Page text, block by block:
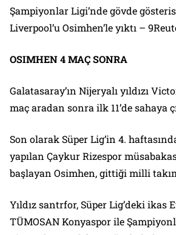
Şampiyonlar Ligi’nde gövde
Liverpool’u Osimhen’le yıktı –
OSIMHEN 4 MAÇ SONRA
Galatasaray’ın Nijeryalı yıldızı
maç aradan sonra ilk 11’de sahaya
Son olarak Süper Lig’in 4.
yapılan Çaykur Rizespor
başlayan Osimhen, gittiği milli
Yıldız santrfor, Süper Lig’deki ikas
TÜMOSAN Konyaspor ile